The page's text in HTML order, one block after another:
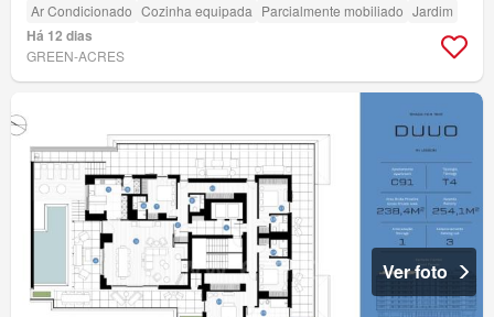
Ar Condicionado Cozinha equipada Parcialmente mobiliado Jardim
Há 12 dias
GREEN-ACRES
Ver foto